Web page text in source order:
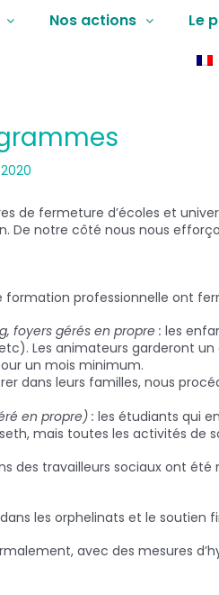
Nos actions Le
de fermeture d’écoles et
De notre côté nous nous
formation professionnelle ont
foyers gérés en propre : les
Les animateurs garderont
un mois minimum.
dans leurs familles, nous
en propre) : les étudiants qui
mais toutes les activités de
des travailleurs sociaux ont
les orphelinats et le soutien
avec des mesures